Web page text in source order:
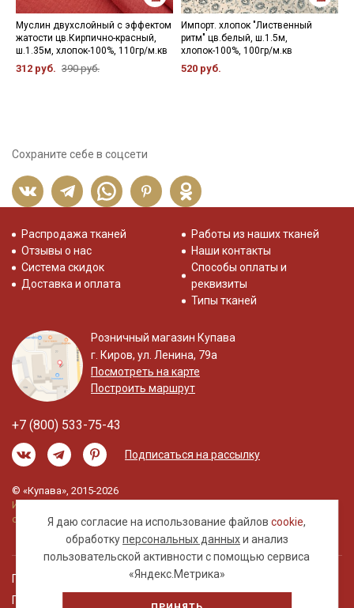
Муслин двухслойный с эффектом
жатости цв.Кирпично-красный,
ш.1.35м, хлопок-100%, 110гр/м.кв
312 руб. 390 руб.
Импорт. хлопок "Лиственный
ритм" цв.белый, ш.1.5м,
хлопок-100%, 100гр/м.кв
520 руб.
Сохраните себе в соцсети
Я даю согласие на использование файловcookie,
обработкуперсональных данныхи анализ
пользовательской активности с помощью сервиса
«Яндекс.Метрика»
Распродажа тканей
Отзывы о нас
Система скидок
Доставка и оплата
Работы из наших тканей
Наши контакты
Способы оплаты и
реквизиты
Типы тканей
Розничный магазин Купава
г. Киров, ул. Ленина, 79а
Посмотреть на карте
Построить маршрут
+7 (800) 533-75-43
Подписаться на рассылку
© «Купава», 2015-2026
Информация на сайте не является публичной
офертой.
Правовая информация
Политика обработки персональных данных